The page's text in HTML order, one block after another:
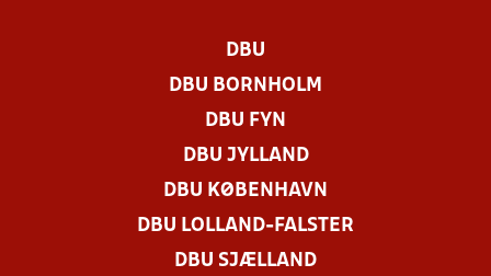
DBU
DBU BORNHOLM
DBU FYN
DBU JYLLAND
DBU KØBENHAVN
DBU LOLLAND-FALSTER
DBU SJÆLLAND